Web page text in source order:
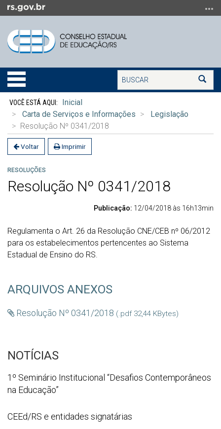
para
conteúdo
menu
para
busca
Alterna
a
navegação
Buscar
Início
conteúdo
Inicial
Carta de Serviços e Informações
Legislação
Resolução Nº 0341/2018
Voltar Imprimir
RESOLUÇÕES
Resolução Nº 0341/2018
Publicação: 12/04/2018 às 16h13min
Regulamenta o Art. 26 da Resolução CNE/CEB nº 06/2012
para os estabelecimentos pertencentes ao Sistema
Estadual de Ensino do RS.
ARQUIVOS ANEXOS
Resolução Nº 0341/2018 (.pdf 32,44 KBytes)
NOTÍCIAS
1º
Seminário
“Desafios
Contemporâneos
1º Seminário Institucional “Desafios Contemporâneos
na Educação”
WhatsApp
CEEd/RS e entidades signatárias